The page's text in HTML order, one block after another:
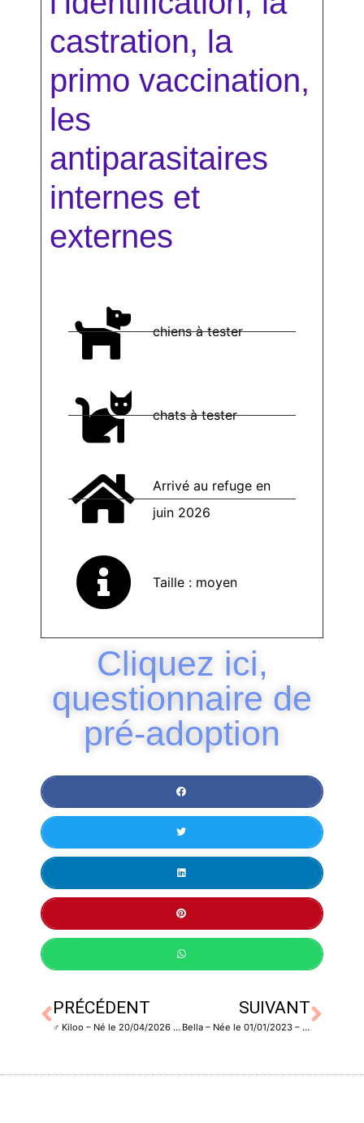
castration, la
primo vaccination,
les
antiparasitaires
internes et
externes
chiens à tester
chats à tester
Arrivé au refuge en
juin 2026
Taille : moyen
Cliquez ici,
questionnaire de
pré-adoption
PRÉCÉDENT
♂️ Kiloo – Né le 20/04/2026 – Non castré
SUIVANT
Bella – Née le 01/01/2023 – Stérilisée